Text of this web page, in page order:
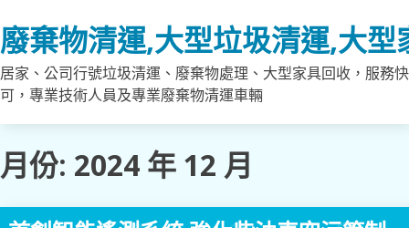
to
content
廢棄物清運,大型垃圾清運,大
居家、公司行號垃圾清運、廢棄物處理、大型家具回收，服務
可，專業技術人員及專業廢棄物清運車輛
月份: 2024 年 12 月